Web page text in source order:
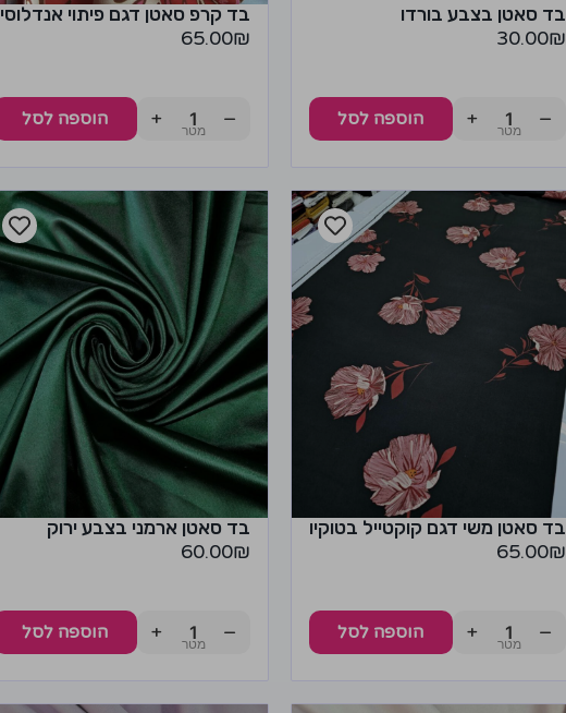
בד סאטן בצבע בורדו
30.00₪
−
+ הוספה לסל
בד קרפ סאטן דגם פיתוי אנדלוסי
65.00₪
−
+ הוספה לסל
בד סאטן משי דגם קוקטייל בטוקיו
65.00₪
−
+ הוספה לסל
בד סאטן ארמני בצבע ירוק
60.00₪
−
+ הוספה לסל